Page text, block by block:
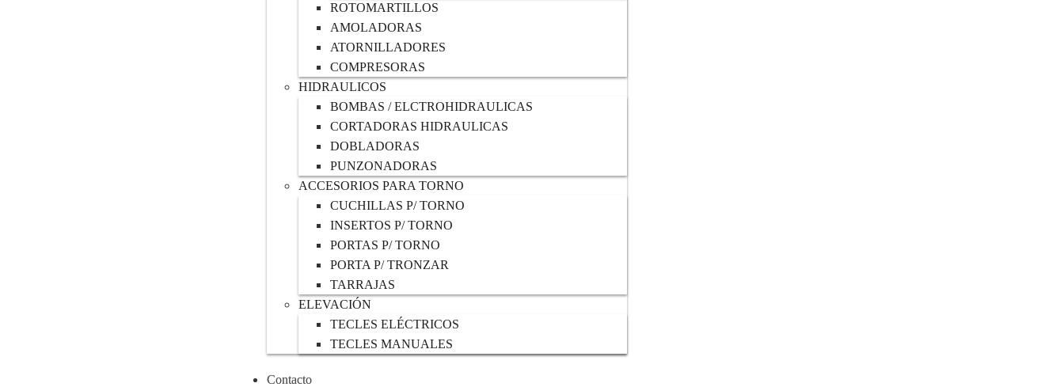
ROTOMARTILLOS
AMOLADORAS
ATORNILLADORES
COMPRESORAS
HIDRAULICOS
BOMBAS / ELCTROHIDRAULICAS
CORTADORAS HIDRAULICAS
DOBLADORAS
PUNZONADORAS
ACCESORIOS PARA TORNO
CUCHILLAS P/ TORNO
INSERTOS P/ TORNO
PORTAS P/ TORNO
PORTA P/ TRONZAR
TARRAJAS
ELEVACIÓN
TECLES ELÉCTRICOS
TECLES MANUALES
Contacto